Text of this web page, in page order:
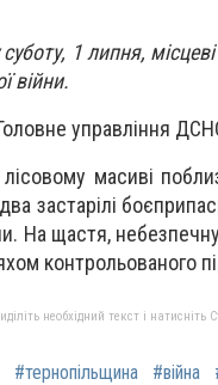
1 липня,
війни.
управління
масиві
застарілі
На щастя,
контрольованого
необхідний текст і натисніть
#тернопільщина #війна